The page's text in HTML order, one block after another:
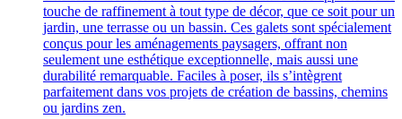
touche de raffinement à tout type de décor, que ce soit pour un
jardin, une terrasse ou un bassin. Ces galets sont spécialement
conçus pour les aménagements paysagers, offrant non
seulement une esthétique exceptionnelle, mais aussi une
durabilité remarquable. Faciles à poser, ils s’intègrent
parfaitement dans vos projets de création de bassins, chemins
ou jardins zen.